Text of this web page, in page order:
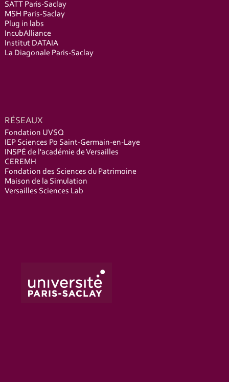
SATT Paris-Saclay
MSH Paris-Saclay
Plug in labs
IncubAlliance
Institut DATAIA
La Diagonale Paris-Saclay
RÉSEAUX
Fondation UVSQ
IEP Sciences Po Saint-Germain-en-Laye
INSPÉ de l'académie de Versailles
CEREMH
Fondation des Sciences du Patrimoine
Maison de la Simulation
Versailles Sciences Lab